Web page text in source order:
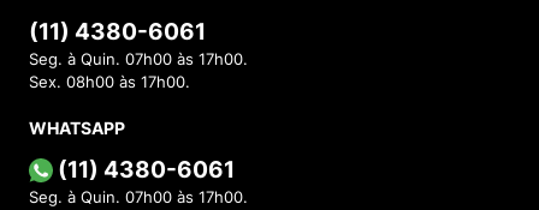
(11) 4380-6061
Seg. à Quin. 07h00 às 17h00.
Sex. 08h00 às 17h00.
WHATSAPP
(11) 4380-6061
Seg. à Quin. 07h00 às 17h00.